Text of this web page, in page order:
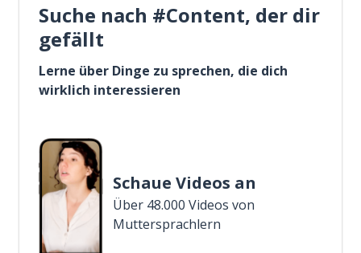
Suche nach #Content, der dir
gefällt
Lerne über Dinge zu sprechen, die dich
wirklich interessieren
Schaue Videos an
Über 48.000 Videos von
Muttersprachlern